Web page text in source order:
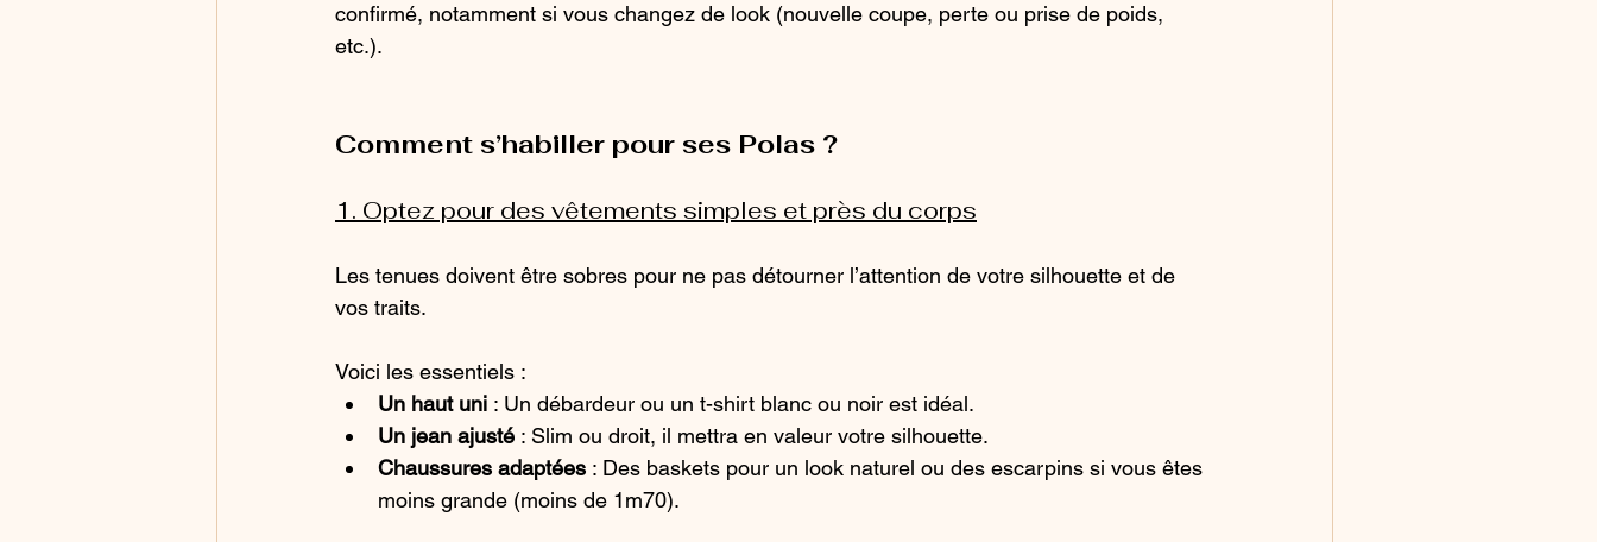
confirmé, notamment si vous changez de look (nouvelle coupe, perte ou prise de poids,
etc.).
Comment s’habiller pour ses Polas ?
1. Optez pour des vêtements simples et près du corps
Les tenues doivent être sobres pour ne pas détourner l’attention de votre silhouette et de
vos traits.
Voici les essentiels :
Un haut uni : Un débardeur ou un t-shirt blanc ou noir est idéal.
Un jean ajusté : Slim ou droit, il mettra en valeur votre silhouette.
Chaussures adaptées : Des baskets pour un look naturel ou des escarpins si vous êtes
moins grande (moins de 1m70).